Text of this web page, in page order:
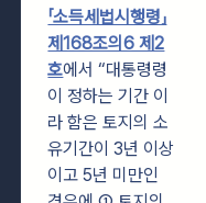
「소득세법시행령」
제168조의6 제2
호에서 “대통령령
이 정하는 기간 이
라 함은 토지의 소
유기간이 3년 이상
이고 5년 미만인